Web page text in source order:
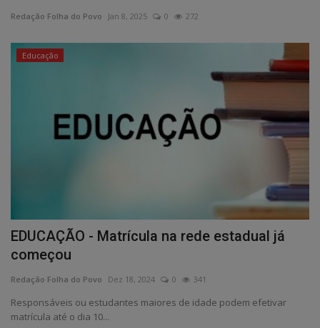
Redação Folha do Povo Jan 8, 2025 0 272
Educação
EDUCAÇÃO - Matrícula na rede estadual já
começou
Redação Folha do Povo Dez 18, 2024 0 341
Responsáveis ou estudantes maiores de idade podem efetivar
matrícula até o dia 10...